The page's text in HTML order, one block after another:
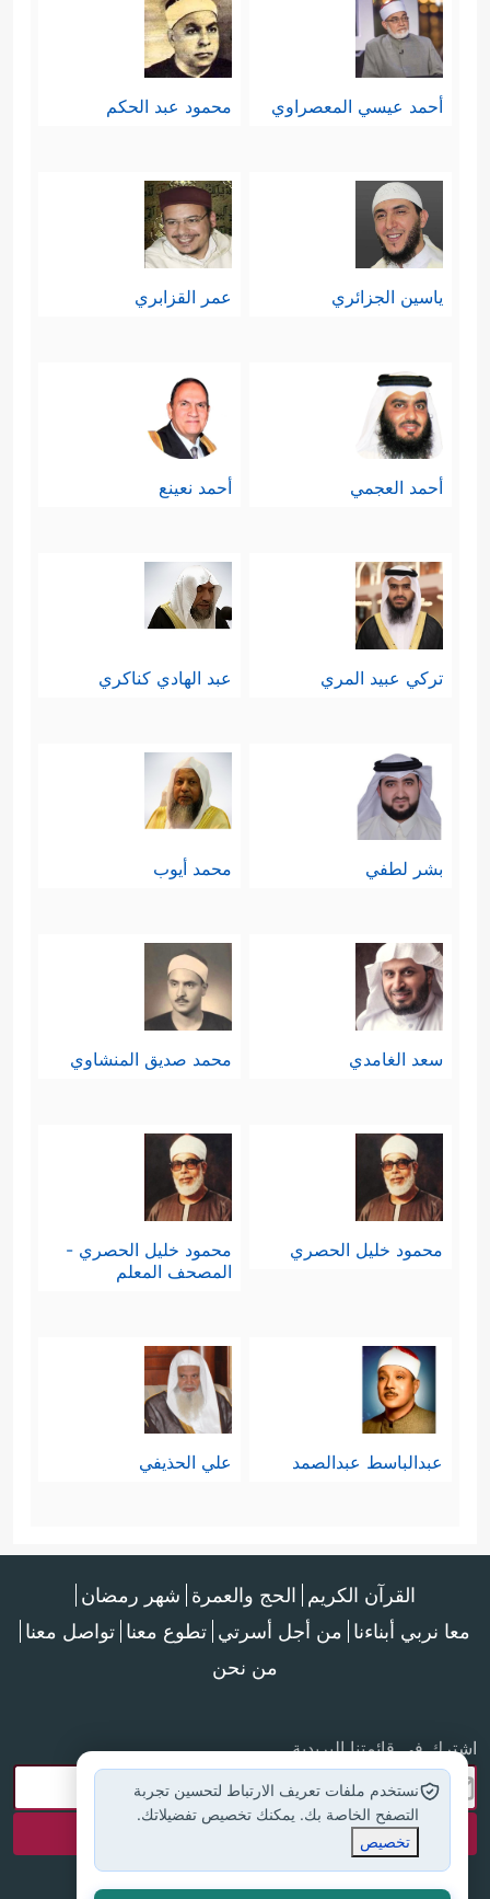
أحمد عيسي المعصراوي محمود عبد الحكم
ياسين الجزائري عمر القزابري
أحمد العجمي أحمد نعينع
تركي عبيد المري عبد الهادي كناكري
بشر لطفي محمد أيوب
سعد الغامدي محمد صديق المنشاوي
محمود خليل الحصري
محمود خليل الحصري -
المصحف المعلم
عبدالباسط عبدالصمد علي الحذيفي
القرآن الكريم الحج والعمرة شهر رمضان
معا نربي أبناءنا من أجل أسرتي تطوع معنا تواصل معنا
من نحن
اشترك في قائمتنا البريدية
نستخدم ملفات تعريف الارتباط لتحسين تجربة
التصفح الخاصة بك. يمكنك تخصيص تفضيلاتك.
تخصيص